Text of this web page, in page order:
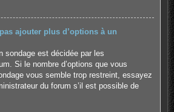
ajouter plus d’options à un
sondage est décidée par les
Si le nombre d’options que vous
vous semble trop restreint, essayez
du forum s’il est possible de